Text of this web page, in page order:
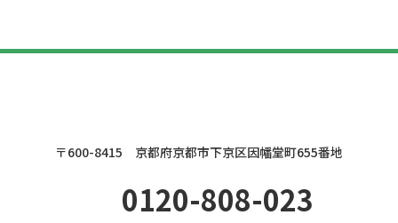
〒600-8415 京都府京都市下京区因幡堂町655番地
0120-808-023